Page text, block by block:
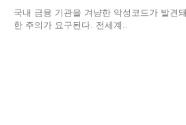
국내 금융 기관을 겨냥한 악성코드가 발견
한 주의가 요구된다. 전세계..